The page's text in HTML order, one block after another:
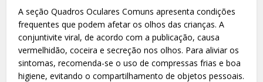
A seção Quadros Oculares Comuns apresenta condições
frequentes que podem afetar os olhos das crianças. A
conjuntivite viral, de acordo com a publicação, causa
vermelhidão, coceira e secreção nos olhos. Para aliviar os
sintomas, recomenda-se o uso de compressas frias e boa
higiene, evitando o compartilhamento de objetos pessoais.